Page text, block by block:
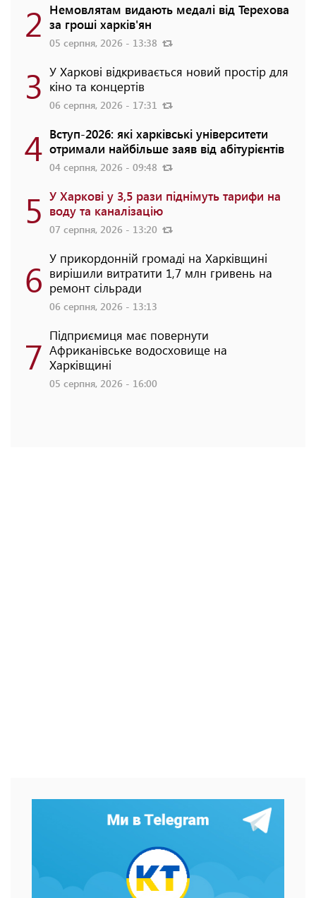
2 Немовлятам видають медалі від Терехова
за гроші харків'ян
05 серпня, 2026 - 13:38
3 У Харкові відкривається новий простір для
кіно та концертів
06 серпня, 2026 - 17:31
4 Вступ-2026: які харківські університети
отримали найбільше заяв від абітурієнтів
04 серпня, 2026 - 09:48
5 У Харкові у 3,5 рази піднімуть тарифи на
воду та каналізацію
07 серпня, 2026 - 13:20
6 У прикордонній громаді на Харківщині
вирішили витратити 1,7 млн гривень на
ремонт сільради
06 серпня, 2026 - 13:13
7 Підприємиця має повернути
Африканівське водосховище на
Харківщині
05 серпня, 2026 - 16:00